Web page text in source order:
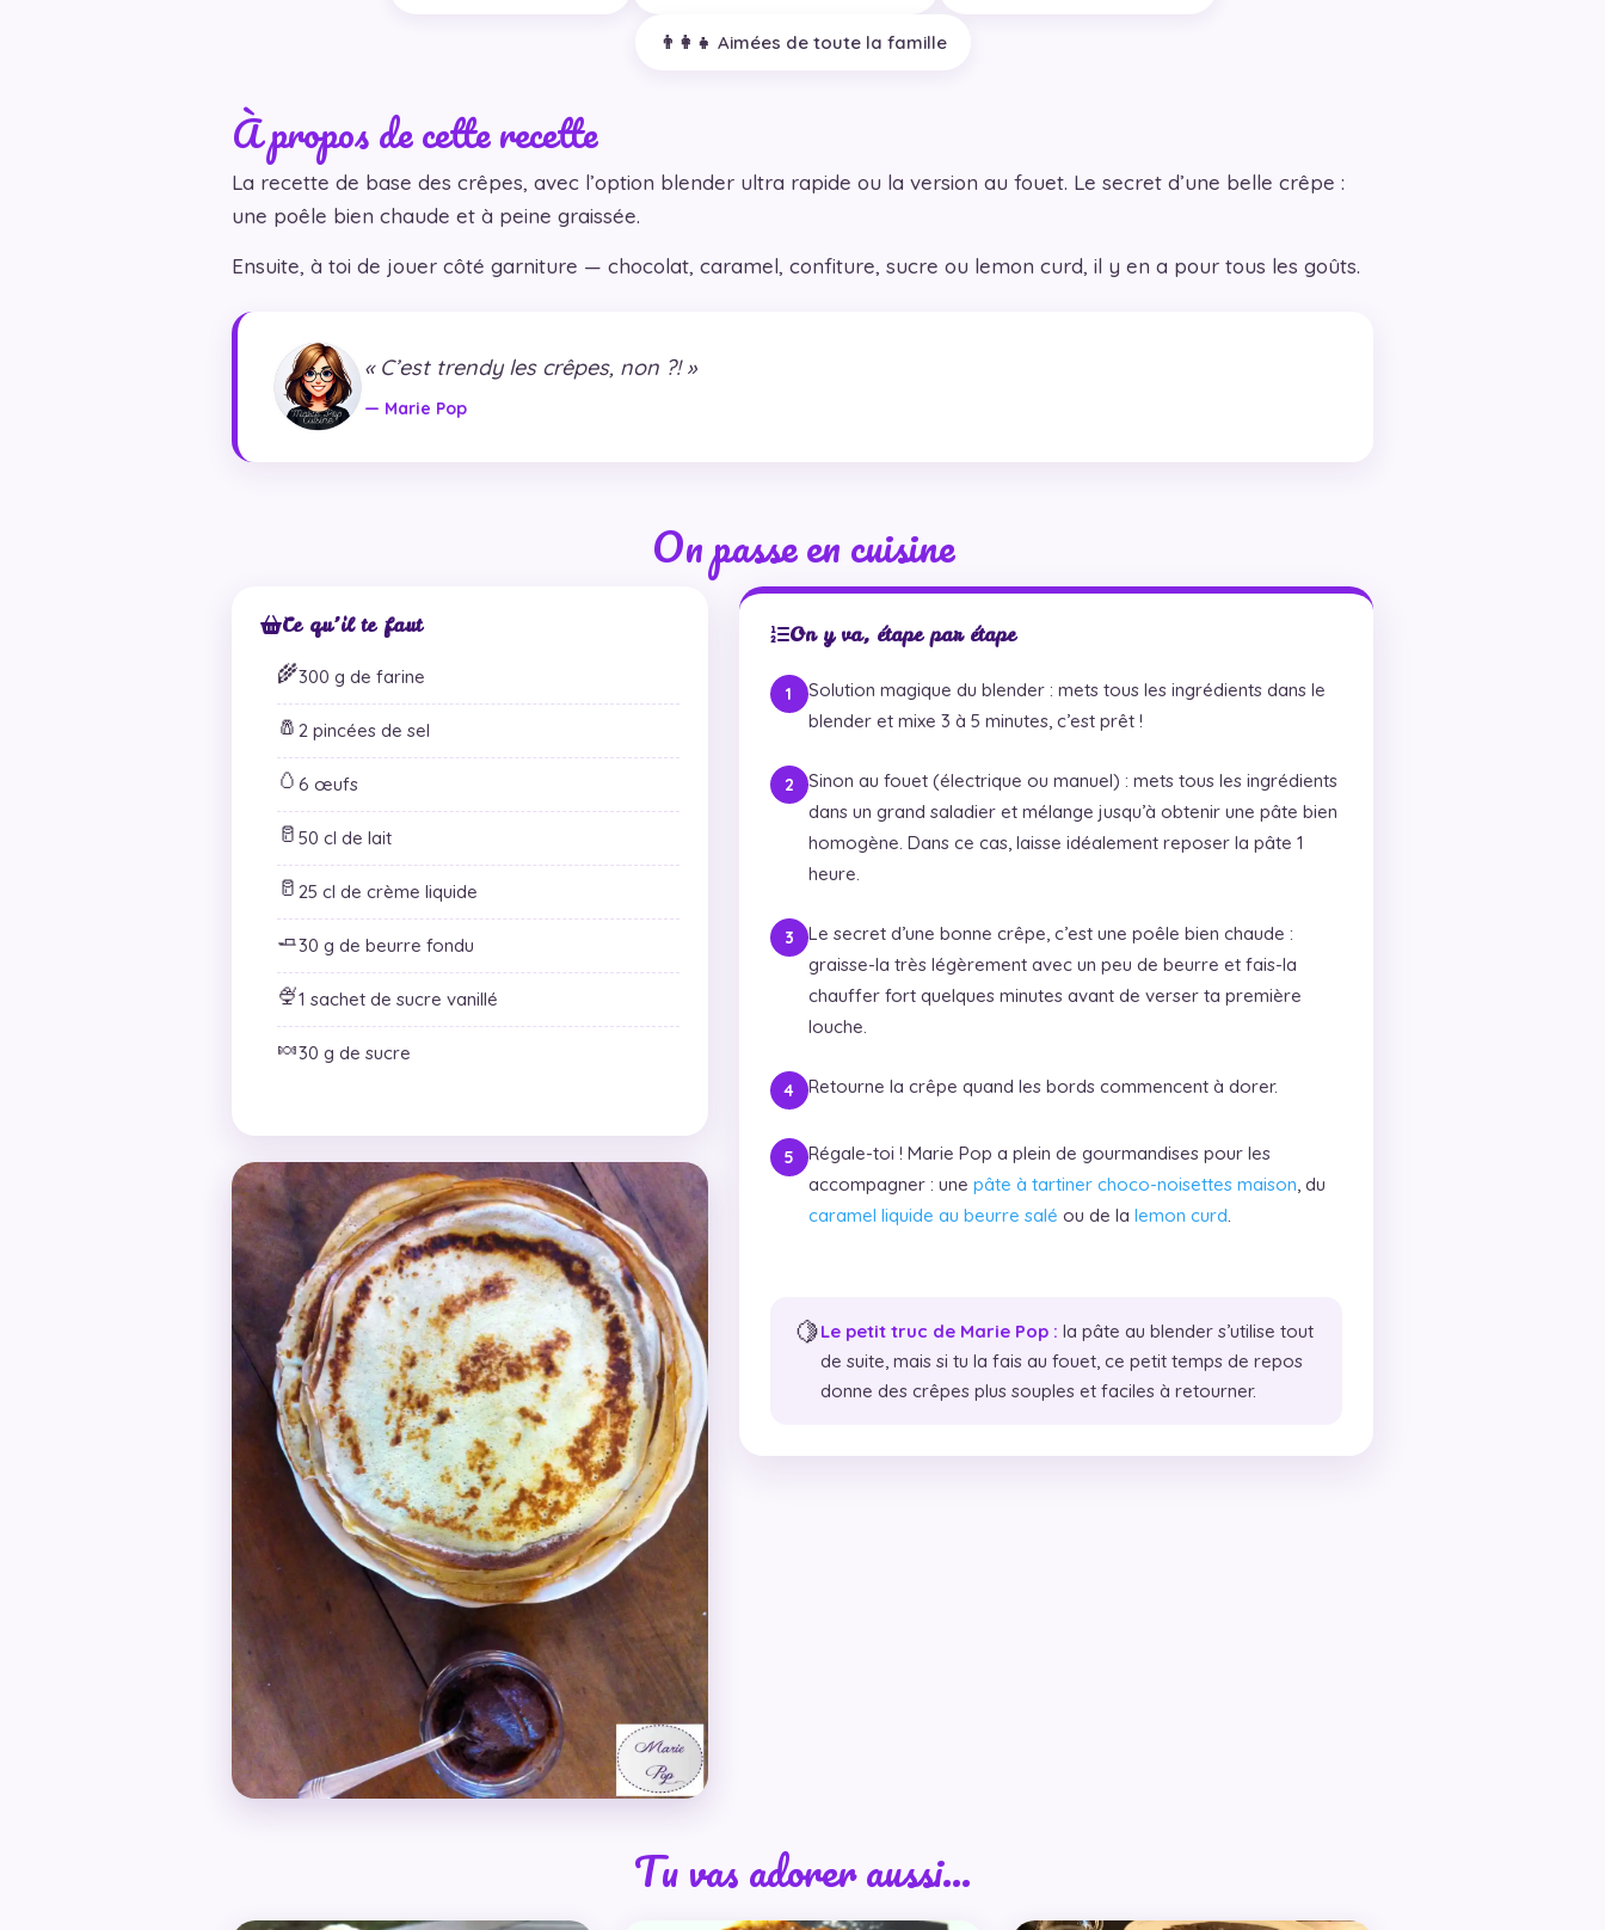
👨‍👩‍👧 Aimées de toute la famille
À propos de cette recette
La recette de base des crêpes, avec l’option blender ultra rapide ou la version au fouet. Le secret d’une belle crêpe :
une poêle bien chaude et à peine graissée.
Ensuite, à toi de jouer côté garniture — chocolat, caramel, confiture, sucre ou lemon curd, il y en a pour tous les goûts.
« C’est trendy les crêpes, non ?! »
— Marie Pop
On passe en cuisine
Ce qu’il te faut
🌾300 g de farine
🧂 2 pincées de sel
🥚 6 œufs
🥛 50 cl de lait
🥛 25 cl de crème liquide
🧈30 g de beurre fondu
🍨1 sachet de sucre vanillé
🍬30 g de sucre
On y va, étape par étape
Solution magique du blender : mets tous les ingrédients dans le
blender et mixe 3 à 5 minutes, c’est prêt !
Sinon au fouet (électrique ou manuel) : mets tous les ingrédients
dans un grand saladier et mélange jusqu’à obtenir une pâte bien
homogène. Dans ce cas, laisse idéalement reposer la pâte 1
heure.
Le secret d’une bonne crêpe, c’est une poêle bien chaude :
graisse-la très légèrement avec un peu de beurre et fais-la
chauffer fort quelques minutes avant de verser ta première
louche.
Retourne la crêpe quand les bords commencent à dorer.
Régale-toi ! Marie Pop a plein de gourmandises pour les
accompagner : une pâte à tartiner choco-noisettes maison , du
caramel liquide au beurre salé ou de la lemon curd
🍋Le petit truc de Marie Pop : la pâte au blender s’utilise tout
de suite, mais si tu la fais au fouet, ce petit temps de repos
donne des crêpes plus souples et faciles à retourner.
Tu vas adorer aussi…